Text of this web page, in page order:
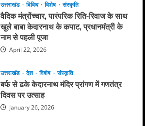
उत्तराखंड विविध विशेष संस्कृति
वैदिक मंत्रोंच्चार, पारंपरिक रिति-रिवाज के साथ
खुले बाबा केदारनाथ के कपाट, प्रधानमंत्री के
नाम से पहली पूजा
April 22, 2026
उत्तराखंड देश विशेष संस्कृति
बर्फ से ढके केदारनाथ मंदिर प्रांगण में गणतंत्र
दिवस पर उत्साह
January 26, 2026